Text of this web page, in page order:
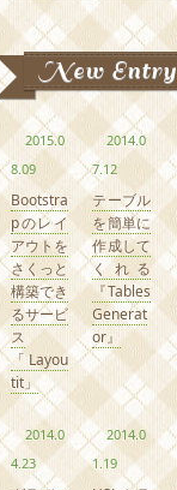
New Entry
2015.0
8.09
Bootstra
pのレイ
アウトを
さくっと
構築でき
るサービ
ス
「Layou
tit」
2014.0
7.12
テーブル
を簡単に
作成して
くれる
『Tables
Generat
or』
2014.0
4.23
2014.0
1.19